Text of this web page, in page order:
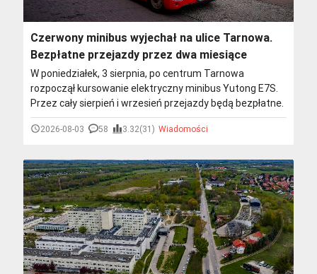
Czerwony minibus wyjechał na ulice Tarnowa.
Bezpłatne przejazdy przez dwa miesiące
W poniedziałek, 3 sierpnia, po centrum Tarnowa
rozpoczął kursowanie elektryczny minibus Yutong E7S.
Przez cały sierpień i wrzesień przejazdy będą bezpłatne.
Dwumiesięczne testy pozwolą ocenić, czy nowe
połączenie odpowiada potrzebom pasażerów i ma
komunikacji.
2026-08-03 58 3.32(31) Wiadomości